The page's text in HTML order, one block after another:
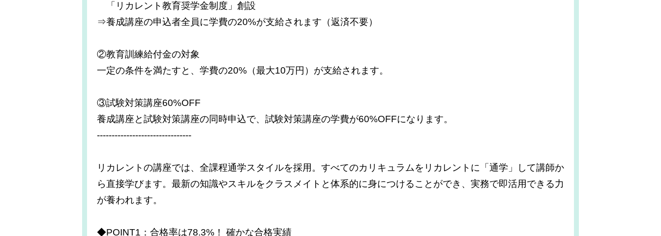
「リカレント教育奨学金制度」創設
⇒養成講座の申込者全員に学費の20%が支給されます（返済不要）
②教育訓練給付金の対象
一定の条件を満たすと、学費の20%（最大10万円）が支給されます。
③試験対策講座60%OFF
養成講座と試験対策講座の同時申込で、試験対策講座の学費が60%OFFになります。
--------------------------------
リカレントの講座では、全課程通学スタイルを採用。すべてのカリキュラムをリカレントに「通学」して講師か
ら直接学びます。最新の知識やスキルをクラスメイトと体系的に身につけることができ、実務で即活用できる力
が養われます。
◆POINT1：合格率は78.3%！ 確かな合格実績